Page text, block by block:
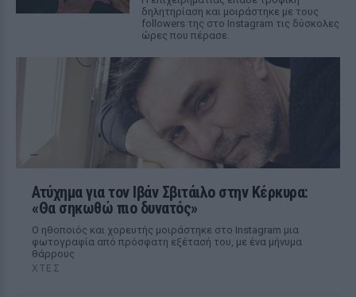
δηλητηρίαση και μοιράστηκε με τους
followers της στο Instagram τις δύσκολες
ώρες που πέρασε.
Ατύχημα για τον Ιβάν Σβιτάιλο στην Κέρκυρα:
«Θα σηκωθώ πιο δυνατός»
Ο ηθοποιός και χορευτής μοιράστηκε στο Instagram μια
φωτογραφία από πρόσφατη εξέτασή του, με ένα μήνυμα
θάρρους
ΧΤΕΣ